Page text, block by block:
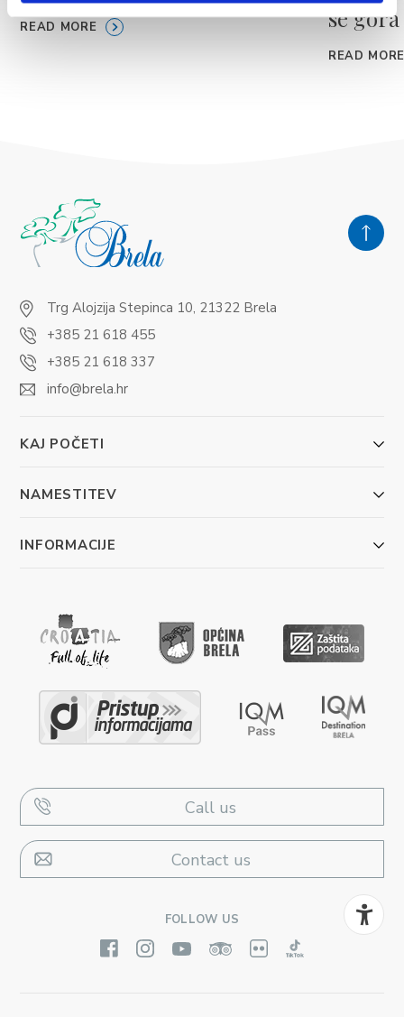
READ MORE
se
READ MORE
Trg Alojzija Stepinca 10, 21322 Brela
+385 21 618 455
+385 21 618 337
info@brela.hr
KAJ POČETI
NAMESTITEV
INFORMACIJE
Call us
Contact us
FOLLOW US